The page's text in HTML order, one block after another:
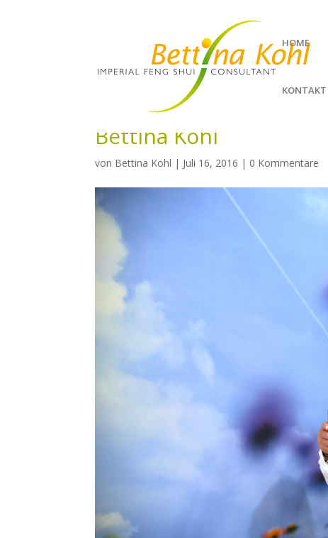
HOME
KONTAKT
Bettina Kohl
von Bettina Kohl | Juli 16, 2016 | 0 Kommentare